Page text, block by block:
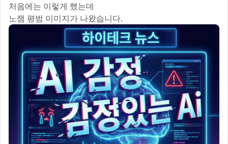
처음에는 이렇게 했는데
노잼 평범 이미지가 나왔습니다.